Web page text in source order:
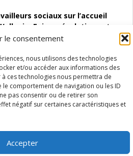
le consentement
nous utilisons des technologies
et/ou accéder aux informations des
ces technologies nous permettra de
comportement de navigation ou les ID
pas consentir ou de retirer son
négatif sur certaines caractéristiques et
Accepter
sociaux sur l’accueil
Enjeux, évolutions et
Structures
d’emploi (SAACE)
:quels indicateurs